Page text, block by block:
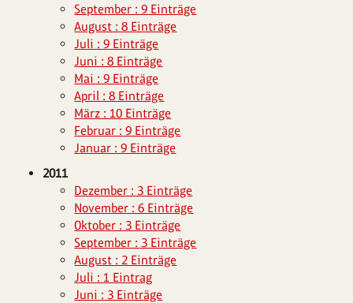
September : 9 Einträge
August : 8 Einträge
Juli : 9 Einträge
Juni : 8 Einträge
Mai : 9 Einträge
April : 8 Einträge
März : 10 Einträge
Februar : 9 Einträge
Januar : 9 Einträge
2011
Dezember : 3 Einträge
November : 6 Einträge
Oktober : 3 Einträge
September : 3 Einträge
August : 2 Einträge
Juli : 1 Eintrag
Juni : 3 Einträge